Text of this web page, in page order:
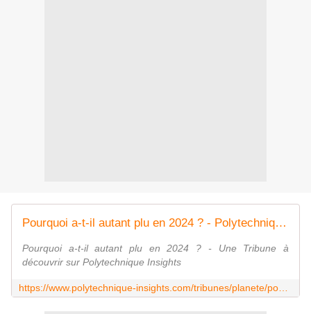
Pourquoi a-t-il autant plu en 2024 ? - Polytechnique Insights
Pourquoi a-t-il autant plu en 2024 ? - Une Tribune à
découvrir sur Polytechnique Insights